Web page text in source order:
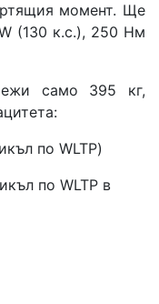
момент. Ще
(130 к.с.), 250 Нм
само 395 кг,
по WLTP)
по WLTP в